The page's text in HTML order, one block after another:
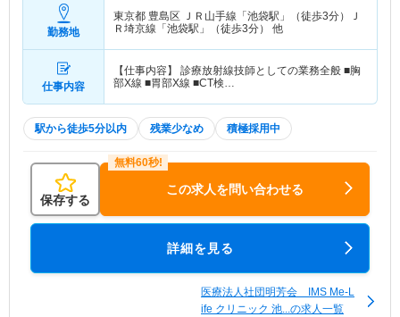
勤務地
東京都 豊島区 ＪＲ山手線「池袋駅」（徒歩3分）Ｊ
Ｒ埼京線「池袋駅」（徒歩3分） 他
仕事内容
【仕事内容】 診療放射線技師としての業務全般 ■胸
部X線 ■胃部X線 ■CT検…
駅から徒歩5分以内 残業少なめ 積極採用中
保存する
この求人を問い合わせる
詳細を見る
医療法人社団明芳会 IMS Me-L
ife クリニック 池...の求人一覧